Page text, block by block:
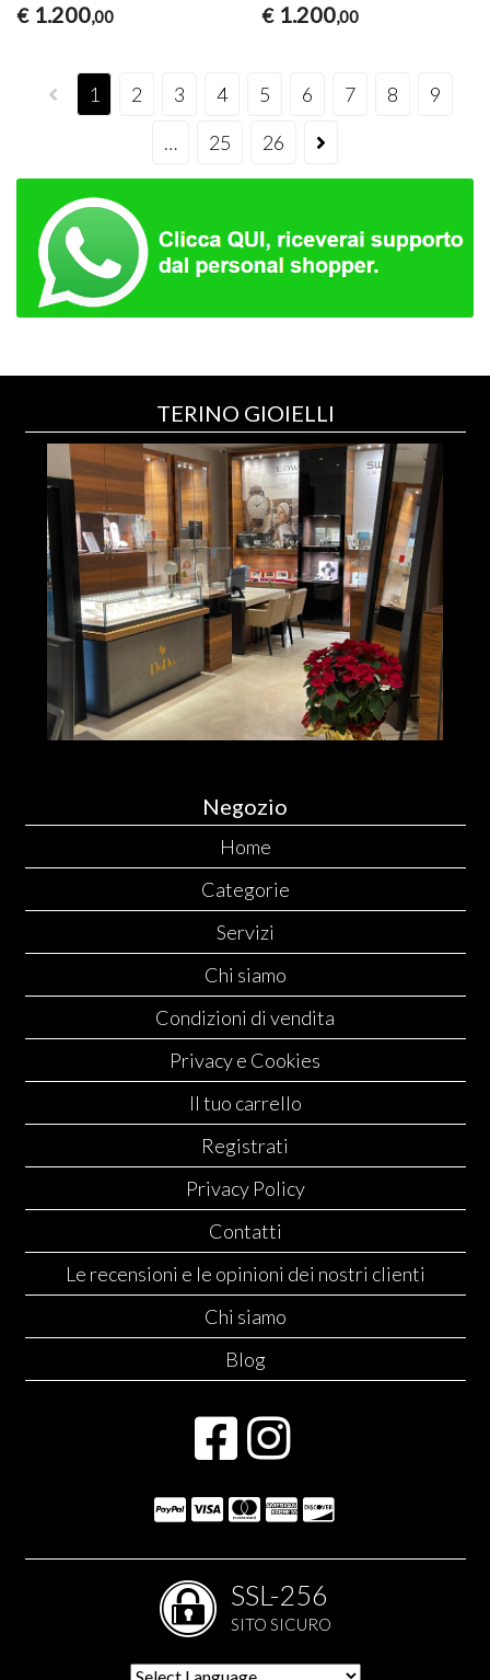
€ 1.200,00
€ 1.200,00
1 2 3 4 5 6 7 8
9
…
25 26
TERINO GIOIELLI
Negozio
Home
Categorie
Servizi
Chi siamo
Condizioni di vendita
Privacy e Cookies
Il tuo carrello
Registrati
Privacy Policy
Contatti
Le recensioni e le opinioni dei nostri clienti
Chi siamo
Blog
SSL-256
SITO SICURO